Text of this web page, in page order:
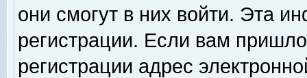
они смогут в них войти. Эта
регистрации. Если вам
регистрации адрес